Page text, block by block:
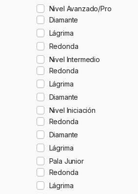
Nivel Avanzado/Pro
Diamante
Lágrima
Redonda
Nivel Intermedio
Redonda
Lágrima
Diamante
Nivel Iniciación
Redonda
Diamante
Lágrima
Pala Junior
Redonda
Lágrima